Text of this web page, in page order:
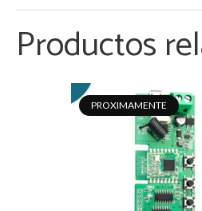
Productos
PROXIMAMENTE